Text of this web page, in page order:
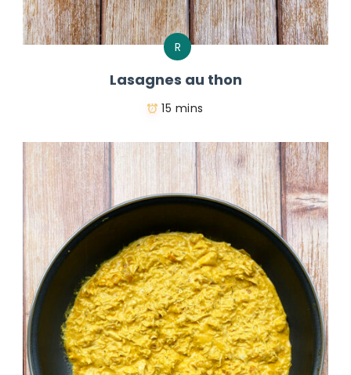
R
Lasagnes au thon
15 mins